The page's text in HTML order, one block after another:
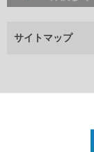
サイトマップ